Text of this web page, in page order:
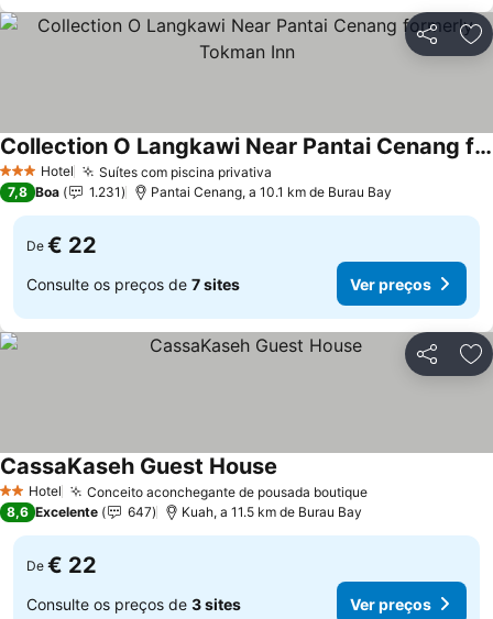
Partilhar
3 EstrelasHotel Suítes com piscina privativa
Collection O Langkawi Near Pantai Cenang formerly Tokman Inn
Ver preços
7,8 Boa 1.231 Pantai Cenang, a 10.1 km de Burau Bay
De € 22
Consulte os preços de 7 sites Ver preços
Partilhar
2 Estrelas
Hotel Conceito aconchegante de pousada boutiqueVer preços
CassaKaseh Guest House
8,6 Excelente 647 Kuah, a 11.5 km de Burau Bay
De € 22
Consulte os preços de 3 sites Ver preços